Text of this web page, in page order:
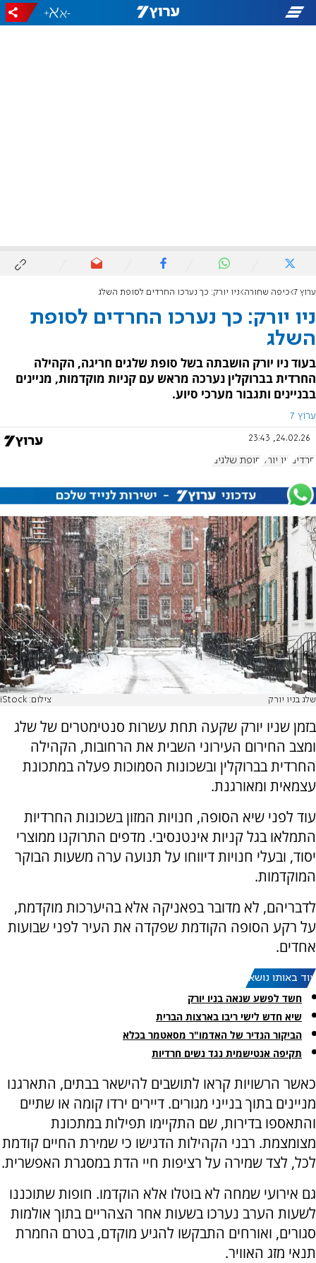
-
+
ערוץ 7 כיפה שחורה ניו יורק: כך נערכו החרדים לסופת השלג
ניו יורק: כך נערכו החרדים לסופת
השלג
בעוד ניו יורק הושבתה בשל סופת שלגים חריגה, הקהילה
החרדית בברוקלין נערכה מראש עם קניות מוקדמות, מניינים
בבניינים ותגבור מערכי סיוע.
ערוץ 7
24.02.26, 23:43
חרדים ניו יורק סופת שלגים
שלג בניו יורק צילום: iStock
בזמן שניו יורק שקעה תחת עשרות סנטימטרים של שלג
ומצב החירום העירוני השבית את הרחובות, הקהילה
החרדית בברוקלין ובשכונות הסמוכות פעלה במתכונת
עצמאית ומאורגנת.
עוד לפני שיא הסופה, חנויות המזון בשכונות החרדיות
התמלאו בגל קניות אינטנסיבי. מדפים התרוקנו ממוצרי
יסוד, ובעלי חנויות דיווחו על תנועה ערה משעות הבוקר
המוקדמות.
לדבריהם, לא מדובר בפאניקה אלא בהיערכות מוקדמת,
על רקע הסופה הקודמת שפקדה את העיר לפני שבועות
אחדים.
עוד באותו נושא:
חשד לפשע שנאה בניו יורק
שיא חדש לישי ריבו בארצות הברית
הביקור הנדיר של האדמו"ר מסאטמר בכלא
תקיפה אנטישמית נגד נשים חרדיות
כאשר הרשויות קראו לתושבים להישאר בבתים, התארגנו
מניינים בתוך בנייני מגורים. דיירים ירדו קומה או שתיים
והתאספו בדירות, שם התקיימו תפילות במתכונת
מצומצמת. רבני הקהילות הדגישו כי שמירת החיים קודמת
לכל, לצד שמירה על רציפות חיי הדת במסגרת האפשרית.
גם אירועי שמחה לא בוטלו אלא הוקדמו. חופות שתוכננו
לשעות הערב נערכו בשעות אחר הצהריים בתוך אולמות
סגורים, ואורחים התבקשו להגיע מוקדם, בטרם החמרת
תנאי מזג האוויר.